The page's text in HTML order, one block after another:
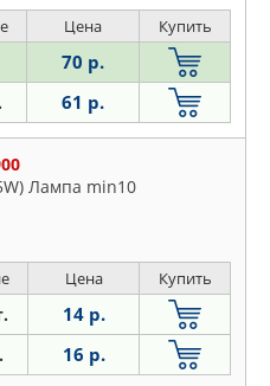
Цена Купить
70 р.
61 р.
Лампа min10
Цена Купить
14 р.
16 р.